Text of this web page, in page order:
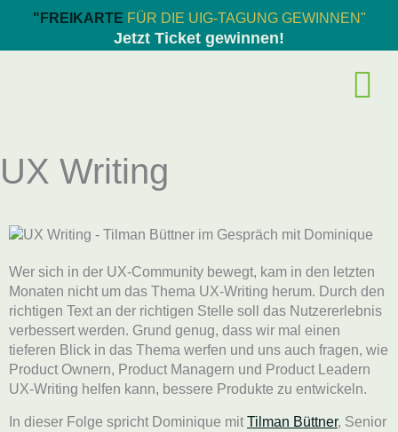
springen
"FREIKARTE FÜR DIE UIG-TAGUNG GEWINNEN"
Jetzt Ticket gewinnen!
UX Writing
Wer sich in der UX-Community bewegt, kam in den letzten
Monaten nicht um das Thema UX-Writing herum. Durch den
richtigen Text an der richtigen Stelle soll das Nutzererlebnis
verbessert werden. Grund genug, dass wir mal einen
tieferen Blick in das Thema werfen und uns auch fragen, wie
Product Ownern, Product Managern und Product Leadern
UX-Writing helfen kann, bessere Produkte zu entwickeln.
In dieser Folge spricht Dominique mit Tilman Büttner, Senior